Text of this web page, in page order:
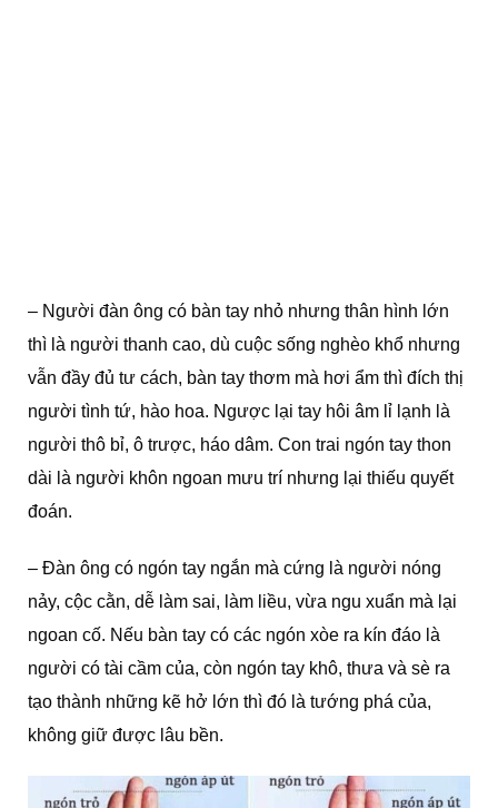
– Người đàn ông có bàn tay nhỏ nhưng thân hình lớn
thì là người thanh cao, dù cuộc sống nghèo khổ nhưng
vẫn đầy đủ tư cách, bàn tay thơm mà hơi ẩm thì đích thị
người tình tứ, hào hoa. Ngược lại tay hôi âm lỉ lạnh là
người thô bỉ, ô trược, háo dâm. Con trai ngón tay thon
dài là người khôn ngoan mưu trí nhưng lại thiếu quyết
đoán.
– Đàn ông có ngón tay ngắn mà cứng là người nóng
nảy, cộc cằn, dễ làm sai, làm liều, vừa ngu xuẩn mà lại
ngoan cố. Nếu bàn tay có các ngón xòe ra kín đáo là
người có tài cầm của, còn ngón tay khô, thưa và sè ra
tạo thành những kẽ hở lớn thì đó là tướng phá của,
không giữ được lâu bền.